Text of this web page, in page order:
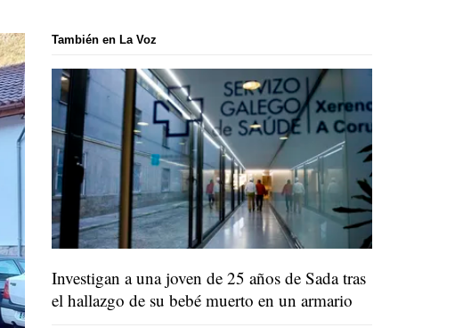
También en La Voz
Investigan a una joven de 25 años de Sada tras
el hallazgo de su bebé muerto en un armario